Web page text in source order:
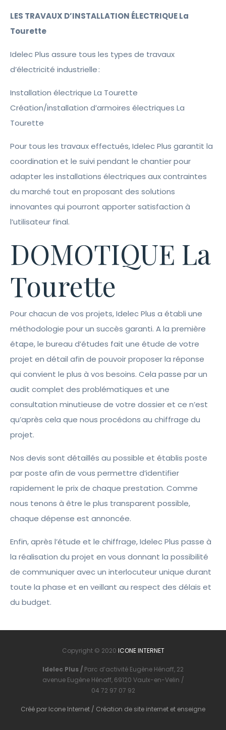
LES TRAVAUX D’INSTALLATION ÉLECTRIQUE La
Tourette
Idelec Plus assure tous les types de travaux
d’électricité industrielle :
Installation électrique La Tourette
Création/installation d’armoires électriques La
Tourette
Pour tous les travaux effectués, Idelec Plus garantit la
coordination et le suivi pendant le chantier pour
adapter les installations électriques aux contraintes
du marché tout en proposant des solutions
innovantes qui pourront apporter satisfaction à
l’utilisateur final.
DOMOTIQUE La
Tourette
Pour chacun de vos projets, Idelec Plus a établi une
méthodologie pour un succès garanti. A la première
étape, le bureau d’études fait une étude de votre
projet en détail afin de pouvoir proposer la réponse
qui convient le plus à vos besoins. Cela passe par un
audit complet des problématiques et une
consultation minutieuse de votre dossier et ce n’est
qu’après cela que nous procédons au chiffrage du
projet.
Nos devis sont détaillés au possible et établis poste
par poste afin de vous permettre d’identifier
rapidement le prix de chaque prestation. Comme
nous tenons à être le plus transparent possible,
chaque dépense est annoncée.
Enfin, après l’étude et le chiffrage, Idelec Plus passe à
la réalisation du projet en vous donnant la possibilité
de communiquer avec un interlocuteur unique durant
toute la phase et en veillant au respect des délais et
du budget.
Copyright © 2020 ICONE INTERNET
Idelec Plus / Parc d’activité Eugène Hénaff, 22
avenue Eugène Hénaff, 69120 Vaulx-en-Velin /
04 72 97 07 92
Créé par Icone Internet / Création de site internet et enseigne